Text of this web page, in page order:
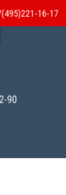
90
16-17